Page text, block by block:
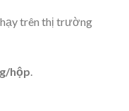
trên thị trường
hộp.